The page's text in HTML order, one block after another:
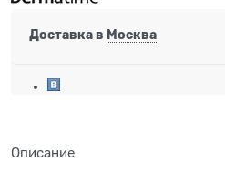
Доставка в Москва
Описание